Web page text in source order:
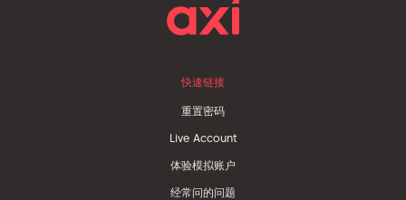
快速链接
重置密码
Live Account
体验模拟账户
经常问的问题